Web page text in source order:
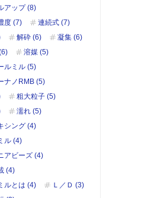
アップ (8)
度 (7)
連続式 (7)
解砕 (6)
凝集 (6)
溶媒 (5)
ルミル (5)
ナノRMB (5)
粗大粒子 (5)
濡れ (5)
シング (4)
ル (4)
アビーズ (4)
(4)
ルとは (4)
Ｌ／Ｄ (3)